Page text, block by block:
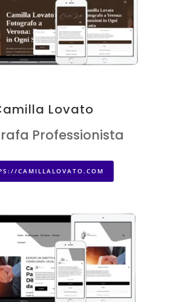
Lovato
Professionista
CAMILLALOVATO.COM